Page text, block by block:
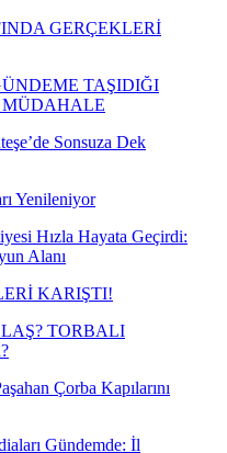
GERÇEKLERİ
TAŞIDIĞI
MÜDAHALE
Sonsuza Dek
Yenileniyor
Hızla Hayata Geçirdi:
Alanı
KARIŞTI!
TORBALI
Çorba Kapılarını
Gündemde: İl